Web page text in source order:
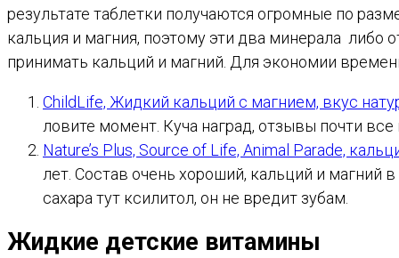
результате таблетки получаются огромные по
кальция и магния, поэтому эти два минерала либо
принимать кальций и магний. Для экономии
ChildLife, Жидкий кальций с магнием, вкус
ловите момент. Куча наград, отзывы почти
Nature’s Plus, Source of Life, Animal Parade,
лет. Состав очень хороший, кальций и
сахара тут ксилитол, он не вредит зубам.
Жидкие детские витамины